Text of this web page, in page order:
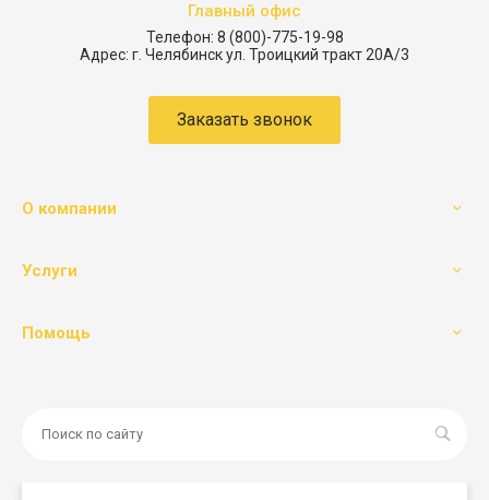
Главный офис
Телефон: 8 (800)-775-19-98
Адрес: г. Челябинск ул. Троицкий тракт 20А/3
Заказать звонок
О компании
Услуги
Помощь